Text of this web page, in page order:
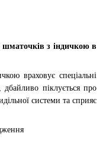
шматочків з індичкою в
враховує спеціальні
дбайливо піклується про
системи та сприяє